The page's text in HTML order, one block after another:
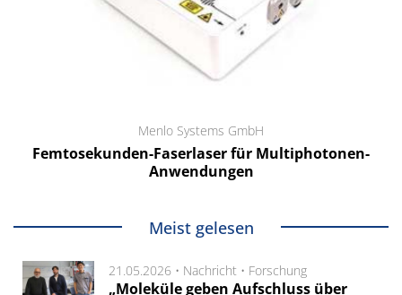
Menlo Systems GmbH
Femtosekunden-Faserlaser für Multiphotonen-
Anwendungen
Meist gelesen
21.05.2026 • Nachricht • Forschung
„Moleküle geben Aufschluss über